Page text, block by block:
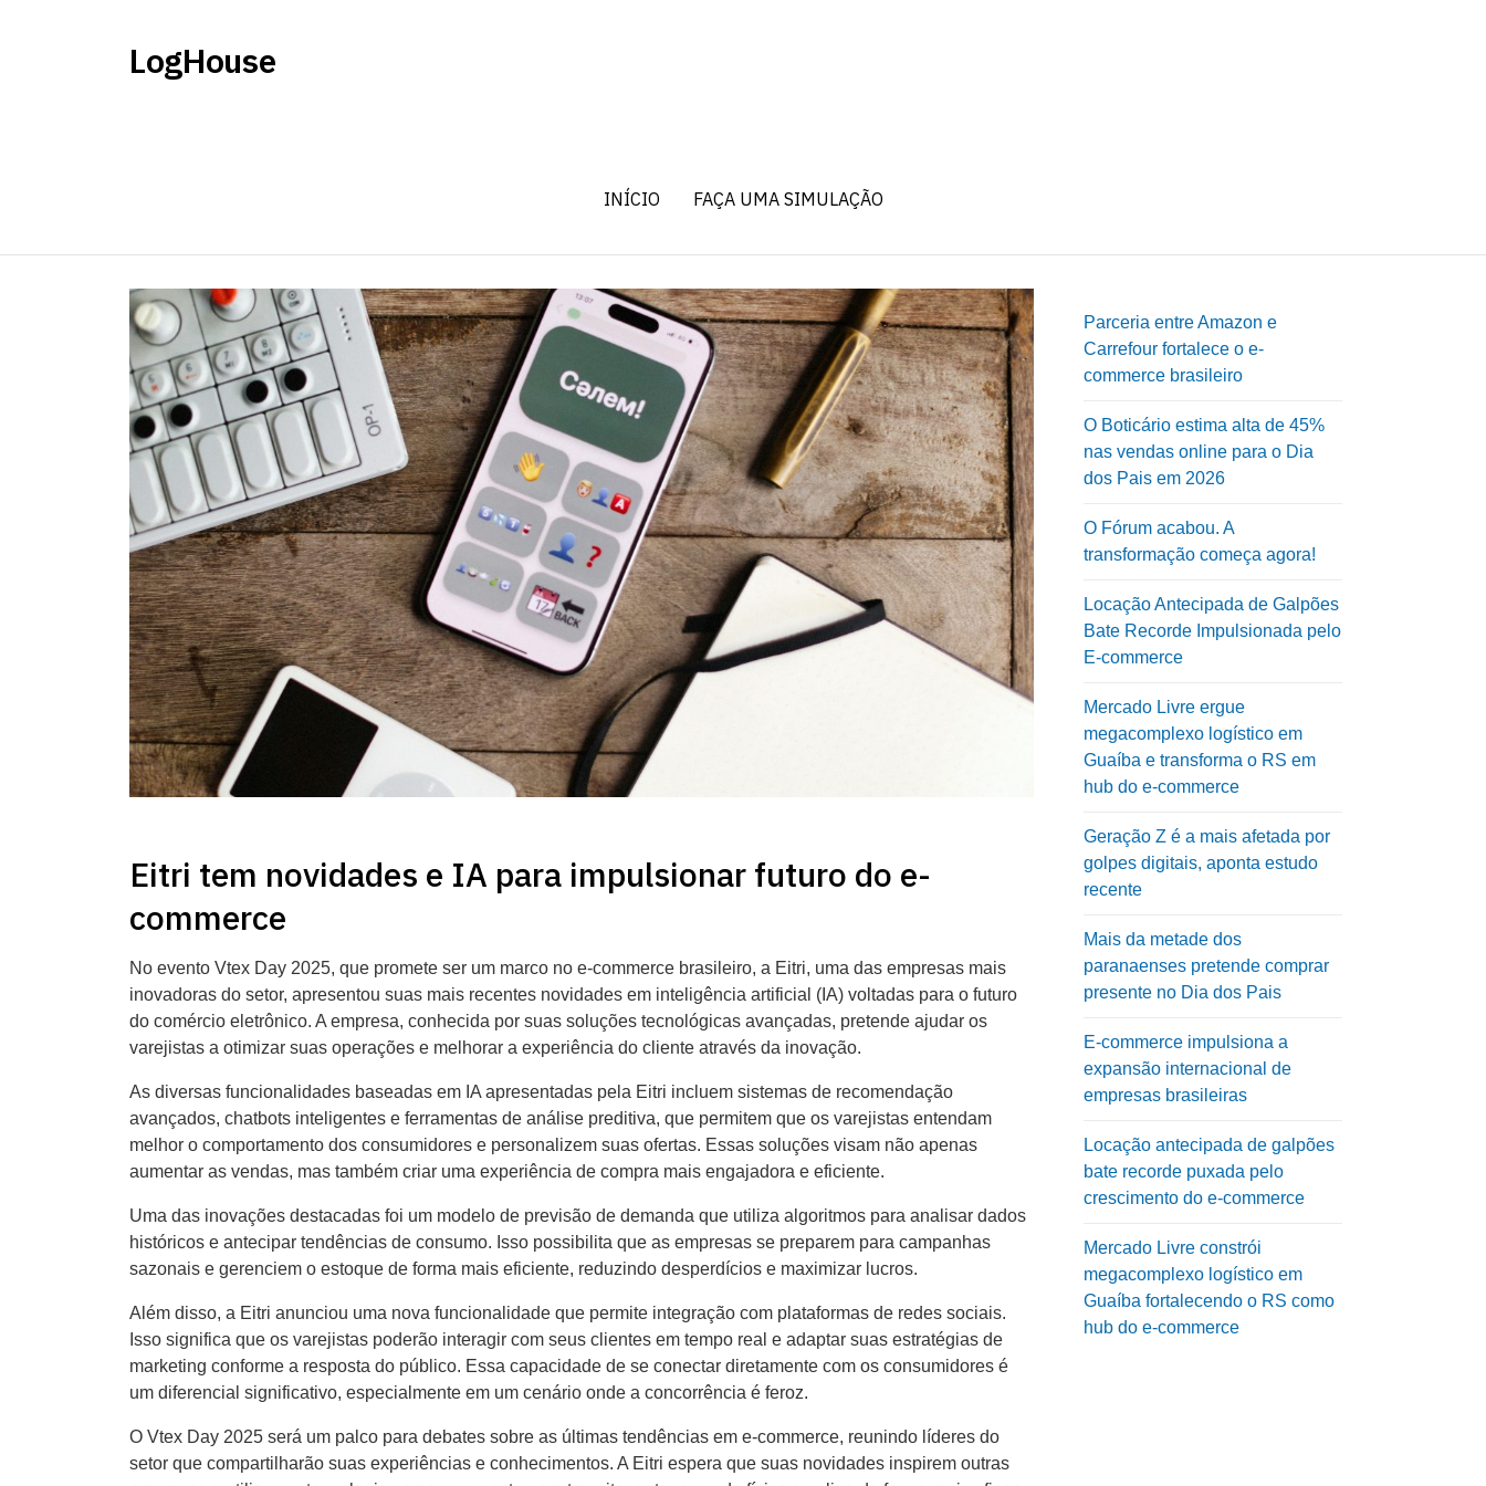
LogHouse
INÍCIO FAÇA UMA SIMULAÇÃO
Eitri tem novidades e IA para impulsionar futuro do e-
commerce
No evento Vtex Day 2025, que promete ser um marco no e-commerce brasileiro, a Eitri, uma das empresas mais
inovadoras do setor, apresentou suas mais recentes novidades em inteligência artificial (IA) voltadas para o futuro
do comércio eletrônico. A empresa, conhecida por suas soluções tecnológicas avançadas, pretende ajudar os
varejistas a otimizar suas operações e melhorar a experiência do cliente através da inovação.
As diversas funcionalidades baseadas em IA apresentadas pela Eitri incluem sistemas de recomendação
avançados, chatbots inteligentes e ferramentas de análise preditiva, que permitem que os varejistas entendam
melhor o comportamento dos consumidores e personalizem suas ofertas. Essas soluções visam não apenas
aumentar as vendas, mas também criar uma experiência de compra mais engajadora e eficiente.
Uma das inovações destacadas foi um modelo de previsão de demanda que utiliza algoritmos para analisar dados
históricos e antecipar tendências de consumo. Isso possibilita que as empresas se preparem para campanhas
sazonais e gerenciem o estoque de forma mais eficiente, reduzindo desperdícios e maximizar lucros.
Além disso, a Eitri anunciou uma nova funcionalidade que permite integração com plataformas de redes sociais.
Isso significa que os varejistas poderão interagir com seus clientes em tempo real e adaptar suas estratégias de
marketing conforme a resposta do público. Essa capacidade de se conectar diretamente com os consumidores é
um diferencial significativo, especialmente em um cenário onde a concorrência é feroz.
O Vtex Day 2025 será um palco para debates sobre as últimas tendências em e-commerce, reunindo líderes do
setor que compartilharão suas experiências e conhecimentos. A Eitri espera que suas novidades inspirem outras
Parceria entre Amazon e
Carrefour fortalece o e-
commerce brasileiro
O Boticário estima alta de 45%
nas vendas online para o Dia
dos Pais em 2026
O Fórum acabou. A
transformação começa agora!
Locação Antecipada de Galpões
Bate Recorde Impulsionada pelo
E-commerce
Mercado Livre ergue
megacomplexo logístico em
Guaíba e transforma o RS em
hub do e-commerce
Geração Z é a mais afetada por
golpes digitais, aponta estudo
recente
Mais da metade dos
paranaenses pretende comprar
presente no Dia dos Pais
E-commerce impulsiona a
expansão internacional de
empresas brasileiras
Locação antecipada de galpões
bate recorde puxada pelo
crescimento do e-commerce
Mercado Livre constrói
megacomplexo logístico em
Guaíba fortalecendo o RS como
hub do e-commerce